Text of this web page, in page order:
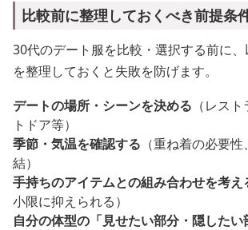
比較前に整理しておくべき前提条
30代のデート服を比較・選択する前に
を整理しておくと失敗を防げます。
デートの場所・シーンを決める （レス
トドア等）
季節・気温を確認する （重ね着の必要
結）
手持ちのアイテムとの組み合わせを考え
小限に抑えられる）
自分の体型の「見せたい部分・隠した